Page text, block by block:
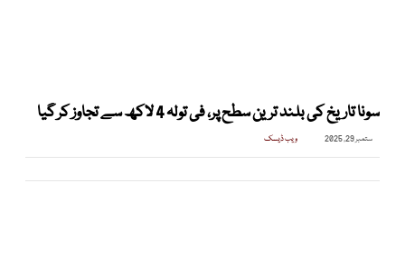
سونا تاریخ کی بلند ترین سطح پر، فی تولہ 4 لاکھ سے تجاوز کر گیا
ستمبر 29, 2025 ویب ڈیسک